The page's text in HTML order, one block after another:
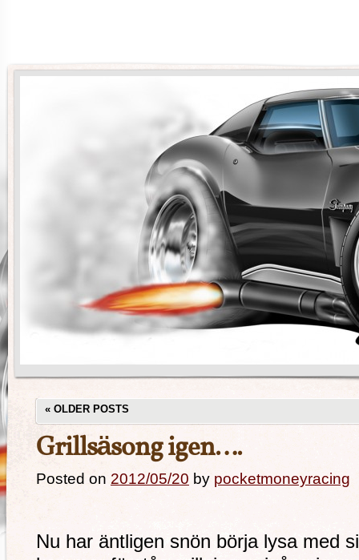
« OLDER POSTS
Grillsäsong igen….
Posted on 2012/05/20 by pocketmoneyracing
Nu har äntligen snön börja lysa med